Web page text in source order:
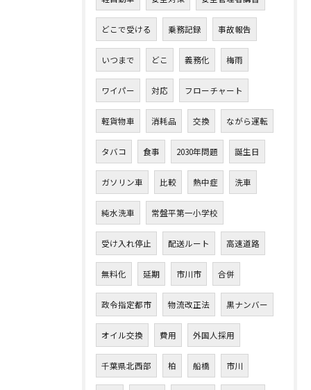
どこで受ける 乗務記録 事故報告
いつまで どこ 義務化 梅雨
ワイパー 対応 フローチャート
軽貨物車 消耗品 交換 ながら運転
タバコ 食事 2030年問題 誕生日
ガソリン車 比較 熱中症 洗車
純水洗車 常盤平第一小学校
受け入れ停止 配送ルート 高速道路
無料化 延期 市川市 合併
政令指定都市 物流改正法 黒ナンバー
オイル交換 費用 外国人採用
千葉県北西部 柏 船橋 市川